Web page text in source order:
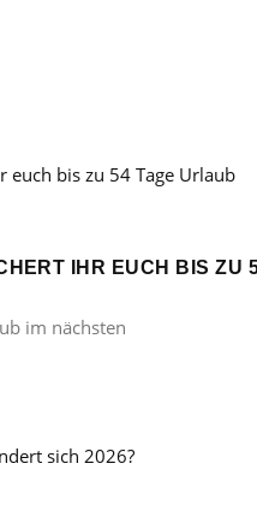
IHR EUCH BIS ZU
im nächsten